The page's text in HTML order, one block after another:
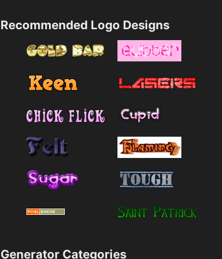
Recommended Logo Designs
Generator Categories